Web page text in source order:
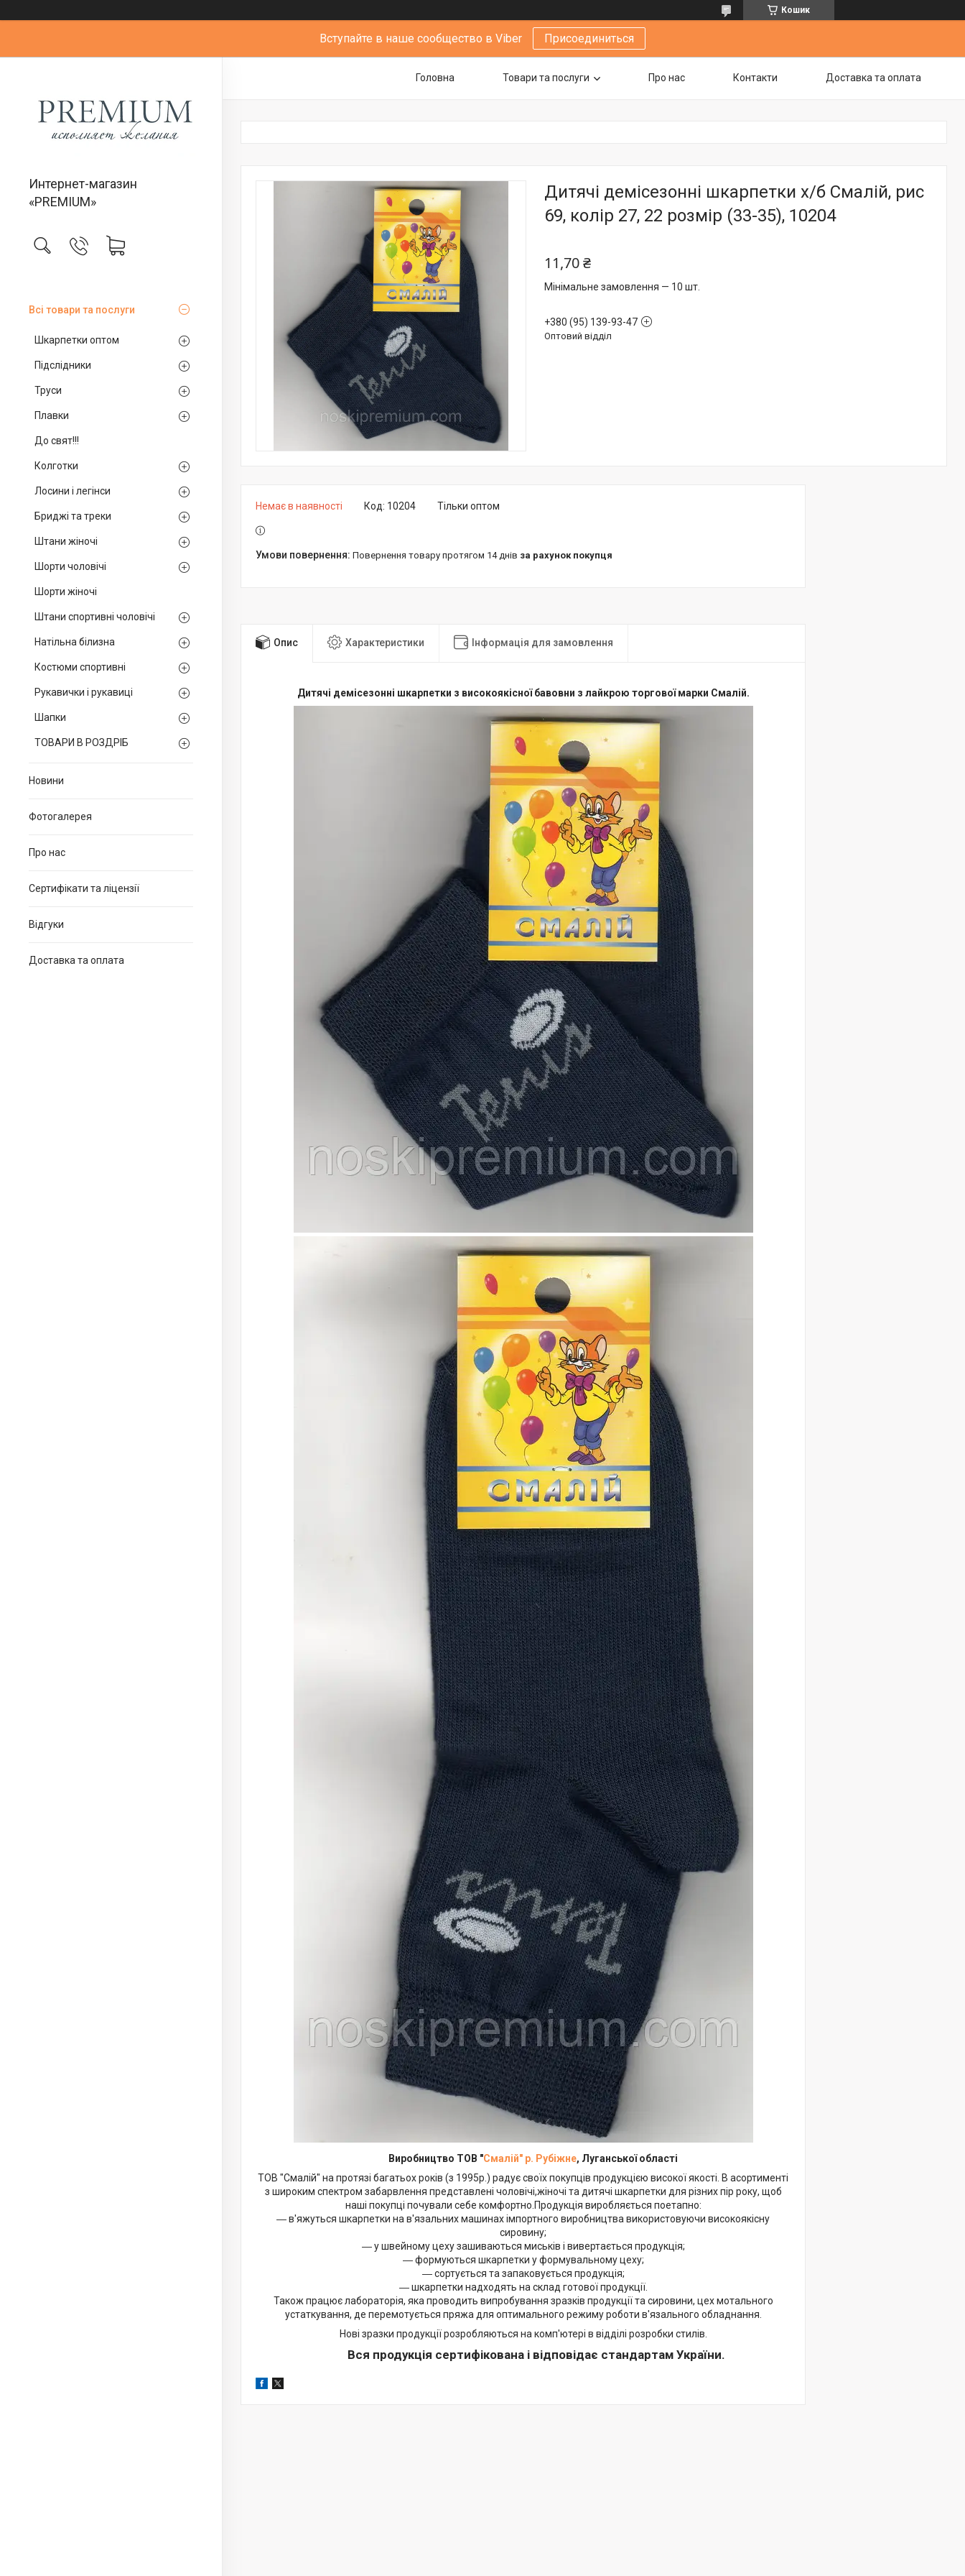
Кошик
Вступайте в наше сообщество в Viber Присоединиться
Интернет-магазин
«PREMIUM»
Всі товари та послуги
Шкарпетки оптом
Підслідники
Труси
Плавки
До свят!!!
Колготки
Лосини і легінси
Бриджі та треки
Штани жіночі
Шорти чоловічі
Шорти жіночі
Штани спортивні чоловічі
Натільна білизна
Костюми спортивні
Рукавички і рукавиці
Шапки
ТОВАРИ В РОЗДРІБ
Новини
Фотогалерея
Про нас
Сертифікати та ліцензії
Відгуки
Доставка та оплата
Головна Товари та послуги Про нас Контакти Доставка та оплата
Дитячі демісезонні шкарпетки х/б Смалій, рис
69, колір 27, 22 розмір (33-35), 10204
11,70 ₴
Мінімальне замовлення — 10 шт.
+380 (95) 139-93-47
Оптовий відділ
Немає в наявності Тільки оптом
Код: 10204
повернення товару протягом 14 днів за рахунок покупця
Опис Характеристики Інформація для замовлення
Дитячі демісезонні шкарпетки з високоякісної бавовни з лайкрою торгової марки Смалій.
Виробництво ТОВ "Смалій" р. Рубіжне, Луганської області
ТОВ "Смалій" на протязі багатьох років (з 1995р.) радує своїх покупців продукцією високої якості. В асортименті
з широким спектром забарвлення представлені чоловічі,жіночі та дитячі шкарпетки для різних пір року, щоб
наші покупці почували себе комфортно.Продукція виробляється поетапно:
― в'яжуться шкарпетки на в'язальних машинах імпортного виробництва використовуючи високоякісну
сировину;
― у швейному цеху зашиваються миськів і вивертається продукція;
― формуються шкарпетки у формувальному цеху;
― сортується та запаковується продукція;
― шкарпетки надходять на склад готової продукції.
Також працює лабораторія, яка проводить випробування зразків продукції та сировини, цех мотального
устаткування, де перемотується пряжа для оптимального режиму роботи в'язального обладнання.
Нові зразки продукції розробляються на комп'ютері в відділі розробки стилів.
Вся продукція сертифікована і відповідає стандартам України.